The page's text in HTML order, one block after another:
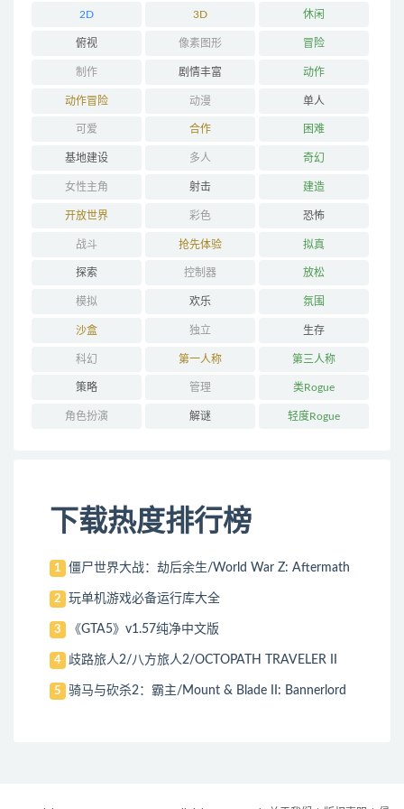
2D 3D 休闲
俯视 像素图形 冒险
制作 剧情丰富 动作
动作冒险 动漫 单人
可爱 合作 困难
基地建设 多人 奇幻
女性主角 射击 建造
开放世界 彩色 恐怖
战斗 抢先体验 拟真
探索 控制器 放松
模拟 欢乐 氛围
沙盒 独立 生存
科幻 第一人称 第三人称
策略 管理 类Rogue
角色扮演 解谜 轻度Rogue
下载热度排行榜
1 僵尸世界大战：劫后余生/World War Z: Aftermath
2 玩单机游戏必备运行库大全
3 《GTA5》v1.57纯净中文版
4 歧路旅人2/八方旅人2/OCTOPATH TRAVELER II
5 骑马与砍杀2：霸主/Mount & Blade II: Bannerlord